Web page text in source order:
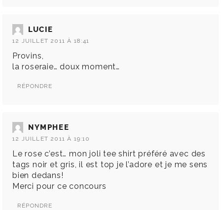
LUCIE
12 JUILLET 2011 À 18:41
Provins,
la roseraie… doux moment…
RÉPONDRE
NYMPHEE
12 JUILLET 2011 À 19:10
Le rose c’est… mon joli tee shirt préféré avec des
tags noir et gris, il est top je l’adore et je me sens
bien dedans!
Merci pour ce concours
RÉPONDRE